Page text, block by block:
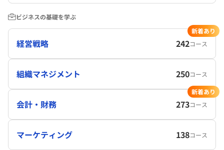
ビジネスの基礎を学ぶ
経営戦略 242コース
新着あり
組織マネジメント 250コース
会計・財務 273コース
新着あり
マーケティング 138コース